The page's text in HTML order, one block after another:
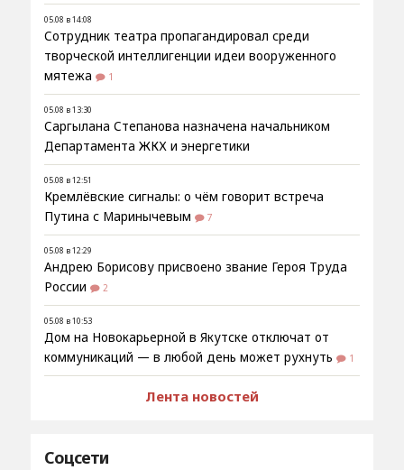
05.08 в 14:08
Сотрудник театра пропагандировал среди
творческой интеллигенции идеи вооруженного
мятежа
1
05.08 в 13:30
Саргылана Степанова назначена начальником
Департамента ЖКХ и энергетики
05.08 в 12:51
Кремлёвские сигналы: о чём говорит встреча
Путина с Маринычевым
7
05.08 в 12:29
Андрею Борисову присвоено звание Героя Труда
России
2
05.08 в 10:53
Дом на Новокарьерной в Якутске отключат от
коммуникаций — в любой день может рухнуть
1
Лента новостей
Соцсети